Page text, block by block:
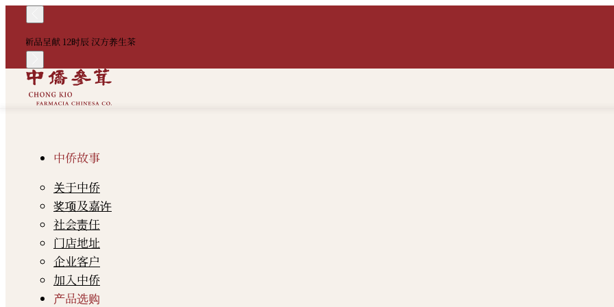
新品呈献 12时辰 汉方养生茶
中侨故事
关于中侨
奖项及嘉许
社会责任
门店地址
企业客户
加入中侨
产品选购